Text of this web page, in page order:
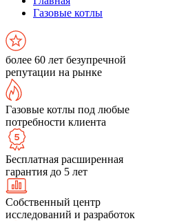
Газовые котлы
более 60 лет безупречной
репутации на рынке
Газовые котлы под любые
потребности клиента
Бесплатная расширенная
гарантия до 5 лет
Собственный центр
исследований и разработок